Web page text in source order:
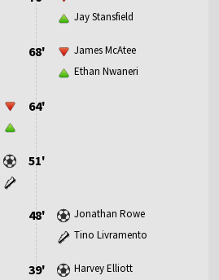
Jay Stansfield
68'
James McAtee
Ethan Nwaneri
64'
51'
48'
Jonathan Rowe
Tino Livramento
39'
Harvey Elliott